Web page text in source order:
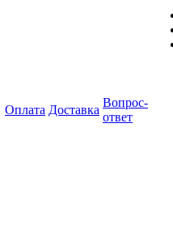
Оплата Доставка
Вопрос-
ответ